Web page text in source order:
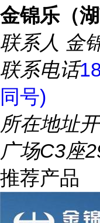
金锦乐（
联系人 金
联系电话
同号)
所在地址
广场C3座
推荐产品